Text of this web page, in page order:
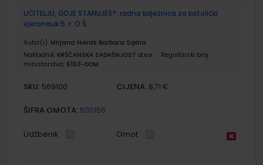
UČITELJU, GDJE STANUJEŠ?; radna bilježnica za katolički
vjeronauk 5. r. O.Š.
Autor(i): Mirjana Novak Barbara Sipina
Nakladnik: KRŠĆANSKA SADAŠNJOST d.o.o.
Registarski broj
ministarstva: 6163-DOM
SKU: 569100 CIJENA: 8,71 €
ŠIFRA OMOTA: 500156
Udžbenik Omot